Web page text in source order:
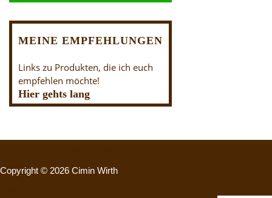
MEINE EMPFEHLUNGEN
Links zu Produkten, die ich euch
empfehlen möchte!
Hier gehts lang
Copyright © 2026 Cimin Wirth